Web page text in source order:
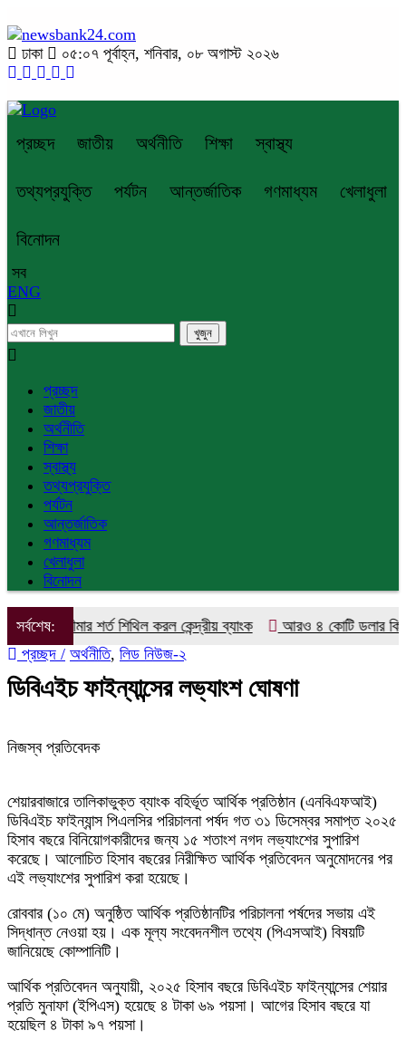
ঢাকা ০৫:০৭ পূর্বাহ্ন, শনিবার, ০৮ অগাস্ট ২০২৬
প্রচ্ছদ জাতীয় অর্থনীতি শিক্ষা স্বাস্থ্য
তথ্যপ্রযুক্তি পর্যটন আন্তর্জাতিক গণমাধ্যম খেলাধুলা
বিনোদন
সব
ENG
প্রচ্ছদ
জাতীয়
অর্থনীতি
শিক্ষা
স্বাস্থ্য
তথ্যপ্রযুক্তি
পর্যটন
আন্তর্জাতিক
গণমাধ্যম
খেলাধুলা
বিনোদন
সর্বশেষ:
ঋণসীমার শর্ত শিথিল করল কেন্দ্রীয় ব্যাংক
আরও ৪ কোটি ডলার কিনলো
প্রচ্ছদ / অর্থনীতি, লিড নিউজ-২
ডিবিএইচ ফাইন্যান্সের লভ্যাংশ ঘোষণা
নিজস্ব প্রতিবেদক
শেয়ারবাজারে তালিকাভুক্ত ব্যাংক বহির্ভূত আর্থিক প্রতিষ্ঠান (এনবিএফআই)
ডিবিএইচ ফাইন্যান্স পিএলসির পরিচালনা পর্ষদ গত ৩১ ডিসেম্বর সমাপ্ত ২০২৫
হিসাব বছরে বিনিয়োগকারীদের জন্য ১৫ শতাংশ নগদ লভ্যাংশের সুপারিশ
করেছে। আলোচিত হিসাব বছরের নিরীক্ষিত আর্থিক প্রতিবেদন অনুমোদনের পর
এই লভ্যাংশের সুপারিশ করা হয়েছে।
রোববার (১০ মে) অনুষ্ঠিত আর্থিক প্রতিষ্ঠানটির পরিচালনা পর্ষদের সভায় এই
সিদ্ধান্ত নেওয়া হয়। এক মূল্য সংবেদনশীল তথ্যে (পিএসআই) বিষয়টি
জানিয়েছে কোম্পানিটি।
আর্থিক প্রতিবেদন অনুযায়ী, ২০২৫ হিসাব বছরে ডিবিএইচ ফাইন্যান্সের শেয়ার
প্রতি মুনাফা (ইপিএস) হয়েছে ৪ টাকা ৬৯ পয়সা। আগের হিসাব বছরে যা
হয়েছিল ৪ টাকা ৯৭ পয়সা।